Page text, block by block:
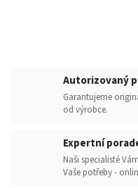
Autorizovaný
Garantujeme
od výrobce.
Expertní
Naši specialisté
Vaše potřeby -